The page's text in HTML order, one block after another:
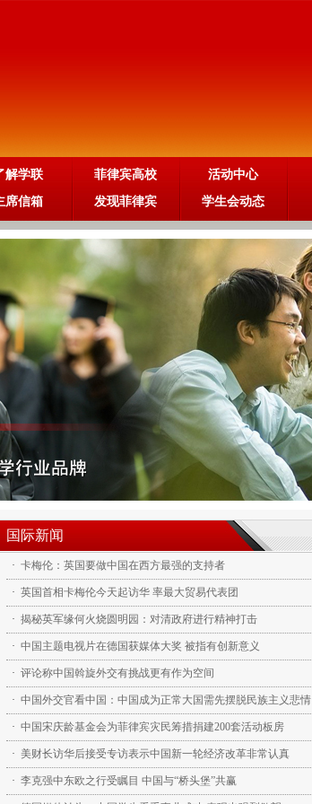
解学联
席信箱
菲律宾高校
发现菲律宾
活动中心
学生会动态
国际新闻
· 卡梅伦：英国要做中国在西方最强的支持者
· 英国首相卡梅伦今天起访华 率最大贸易代表团
· 揭秘英军缘何火烧圆明园：对清政府进行精神打击
· 中国主题电视片在德国获媒体大奖 被指有创新意义
· 评论称中国斡旋外交有挑战更有作为空间
· 中国外交官看中国：中国成为正常大国需先摆脱民族主义悲情
· 中国宋庆龄基金会为菲律宾灾民筹措捐建200套活动板房
· 美财长访华后接受专访表示中国新一轮经济改革非常认真
· 李克强中东欧之行受瞩目 中国与“桥头堡”共赢